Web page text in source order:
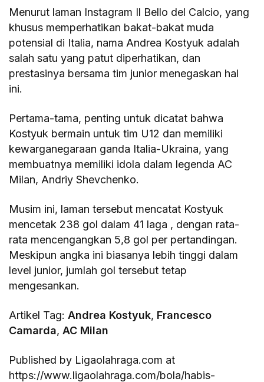
Menurut laman Instagram Il Bello del Calcio, yang
khusus memperhatikan bakat-bakat muda
potensial di Italia, nama Andrea Kostyuk adalah
salah satu yang patut diperhatikan, dan
prestasinya bersama tim junior menegaskan hal
ini.
Pertama-tama, penting untuk dicatat bahwa
Kostyuk bermain untuk tim U12 dan memiliki
kewarganegaraan ganda Italia-Ukraina, yang
membuatnya memiliki idola dalam legenda AC
Milan, Andriy Shevchenko.
Musim ini, laman tersebut mencatat Kostyuk
mencetak 238 gol dalam 41 laga , dengan rata-
rata mencengangkan 5,8 gol per pertandingan.
Meskipun angka ini biasanya lebih tinggi dalam
level junior, jumlah gol tersebut tetap
mengesankan.
Artikel Tag:Andrea Kostyuk, Francesco
Camarda,AC Milan
Published by Ligaolahraga.com at
https://www.ligaolahraga.com/bola/habis-